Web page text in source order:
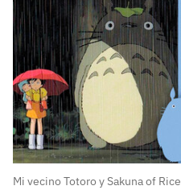
Mi vecino Totoro y Sakuna of Rice